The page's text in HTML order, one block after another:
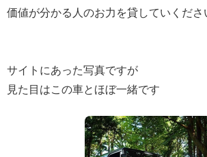
価値が分かる人のお力を貸していくださ
サイトにあった写真ですが
見た目はこの車とほぼ一緒です